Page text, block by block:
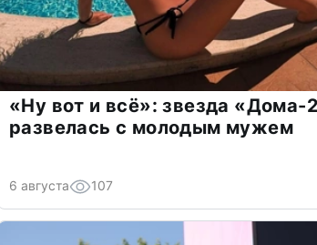
«Ну вот и всё»: звезда «Дома-
развелась с молодым мужем
6 августа 107